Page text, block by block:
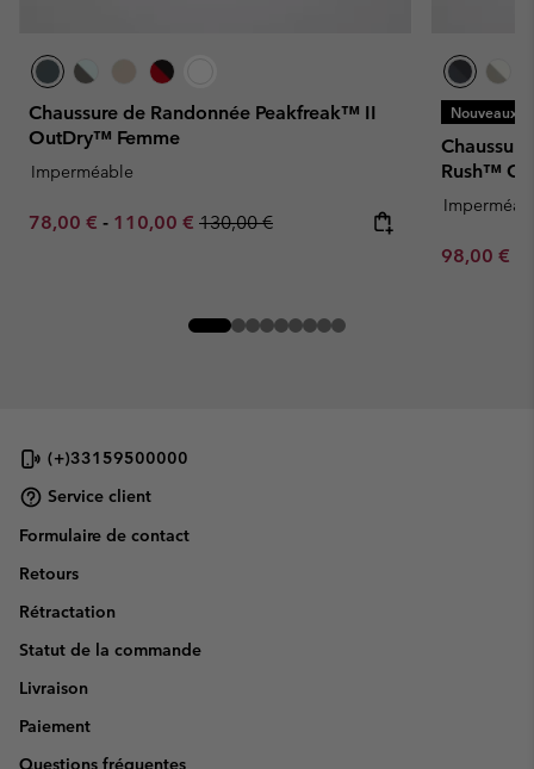
Chaussure de Randonnée Peakfreak™ II
OutDry™ Femme
Imperméable
Minimum sale price:
78,00 € - Maximum sale price:
110,00 € Regular price:
130,00 €
Nouveaux
Rush™
Minimum
98,00 €
(+)33159500000
Service client
Formulaire de contact
Retours
Rétractation
Statut de la commande
Livraison
Paiement
Questions fréquentes